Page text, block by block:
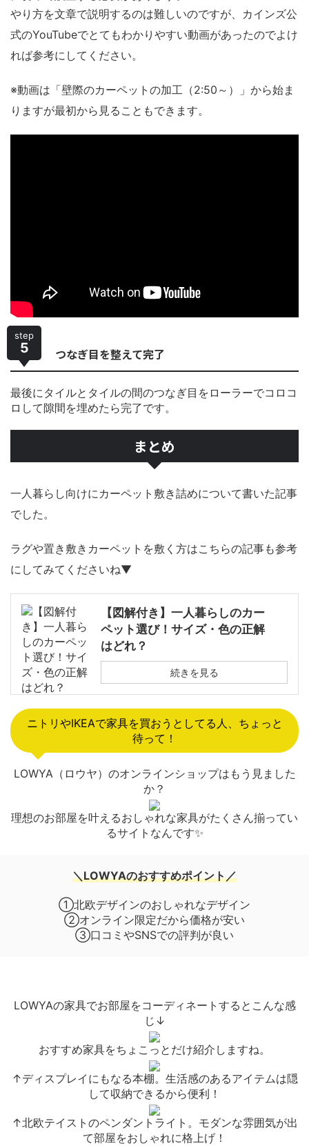
やり方を文章で説明するのは難しいのですが、カインズ公
式のYouTubeでとてもわかりやすい動画があったのでよけ
れば参考にしてください。
※動画は「壁際のカーペットの加工（2:50～）」から始ま
りますが最初から見ることもできます。
step
5 つなぎ目を整えて完了
最後にタイルとタイルの間のつなぎ目をローラーでコロコ
ロして隙間を埋めたら完了です。
まとめ
一人暮らし向けにカーペット敷き詰めについて書いた記事
でした。
ラグや置き敷きカーペットを敷く方はこちらの記事も参考
にしてみてくださいね▼
【図解付き】一人暮らしのカー
ペット選び！サイズ・色の正解
はどれ？
続きを見る
ニトリやIKEAで家具を買おうとしてる人、ちょっと
待って！
LOWYA（ロウヤ）のオンラインショップはもう見ました
か？
理想のお部屋を叶えるおしゃれな家具がたくさん揃ってい
るサイトなんです✨
＼LOWYAのおすすめポイント／
①北欧デザインのおしゃれなデザイン
②オンライン限定だから価格が安い
③口コミやSNSでの評判が良い
LOWYAの家具でお部屋をコーディネートするとこんな感
じ↓
おすすめ家具をちょこっとだけ紹介しますね。
↑ディスプレイにもなる本棚。生活感のあるアイテムは隠
して収納できるから便利！
↑北欧テイストのペンダントライト。モダンな雰囲気が出
て部屋をおしゃれに格上げ！